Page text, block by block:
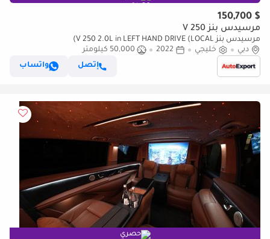
$ 150,700
مرسيدس بنز V 250
مرسيدس بنز V 250 2.0L in LEFT HAND DRIVE (LOCAL)
دبي
خليجي 2022
50,000 كيلومتر
إتصل
واتساب
حصري